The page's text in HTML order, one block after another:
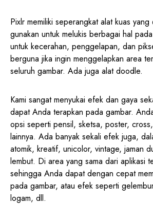
Pixlr memiliki seperangkat alat kuas
gunakan untuk melukis berbagai hal
untuk kecerahan, penggelapan, dan
berguna jika ingin menggelapkan area
seluruh gambar. Ada juga alat doodle.
Kami sangat menyukai efek dan gaya
dapat Anda terapkan pada gambar.
opsi seperti pensil, sketsa, poster,
lainnya. Ada banyak sekali efek juga,
atomik, kreatif, unicolor, vintage, jaman
lembut. Di area yang sama dari aplikasi
sehingga Anda dapat dengan cepat
pada gambar, atau efek seperti
logam, dll.